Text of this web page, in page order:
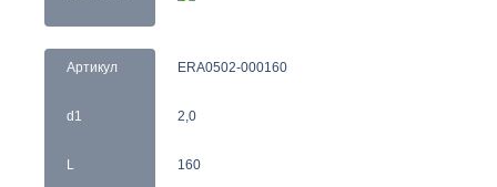
Артикул
d1
L
ERA0502-000160
2,0
160